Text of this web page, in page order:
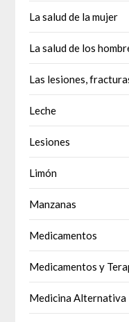
La salud de la mujer
La salud de los
Las lesiones,
Leche
Lesiones
Limón
Manzanas
Medicamentos
Medicamentos y
Medicina Alternativa